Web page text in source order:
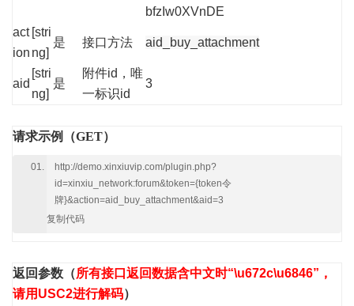
bfzIw0XVnDE
act
ion
[stri
ng]
是 接口方法 aid_buy_attachment
aid
[stri
ng]
是
附件id，唯
一标识id
3
请求示例（GET）
http://demo.xinxiuvip.com/plugin.php?
id=xinxiu_network:forum&token={token令
牌}&action=aid_buy_attachment&aid=3
复制代码
返回参数 （所有接口返回数据含中文时“\u672c\u6846”，
请用USC2进行解码）